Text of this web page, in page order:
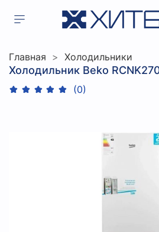
Главная Холодильники
Холодильник Beko
(0)